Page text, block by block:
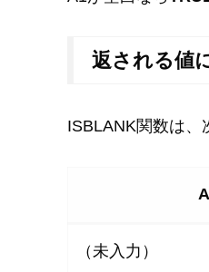
返される値
ISBLANK関数は、
（未入力）